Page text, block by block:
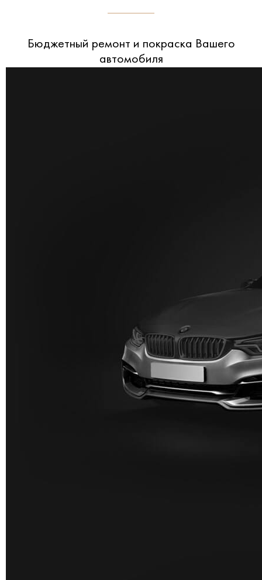
Бюджетный ремонт и покраска Вашего
автомобиля